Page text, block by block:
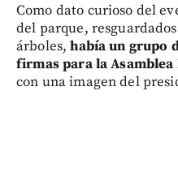
Como dato curioso del
del parque,
árboles,había un grupo
firmas para la
con una imagen del